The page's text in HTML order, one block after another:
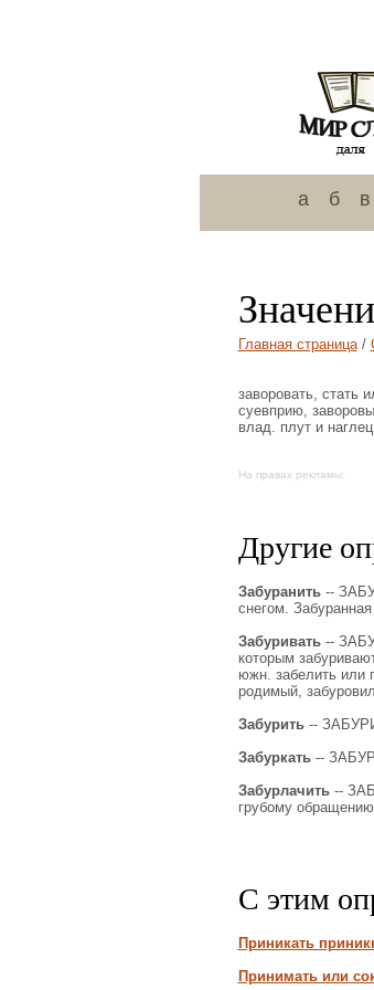
а б в
Главная страница/
заворовать, стать
суевприю,
влад. плут и
На правах рекламы:
Другие
Забуранить--
снегом.
Забуривать--
которым
южн. забелить или
родимый,
Забурить--
Забуркать--
Забурлачить--
грубому
С этим
Приникать
Принимать или